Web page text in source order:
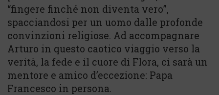
“fingere finché non diventa vero”,
spacciandosi per un uomo dalle profonde
convinzioni religiose. Ad accompagnare
Arturo in questo caotico viaggio verso la
verità, la fede e il cuore di Flora, ci sarà un
mentore e amico d’eccezione: Papa
Francesco in persona.